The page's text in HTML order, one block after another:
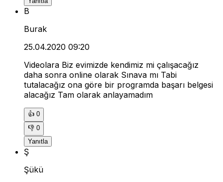
B
Burak
25.04.2020 09:20
Videolara Biz evimizde kendimiz mi çalışacağız
daha sonra online olarak Sınava mı Tabi
tutalacağız ona göre bir programda başarı belgesi
alacağız Tam olarak anlayamadım
👍 0
👎 0
Yanıtla
Ş
Şükü